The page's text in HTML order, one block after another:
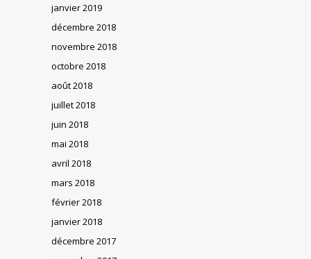
janvier 2019
décembre 2018
novembre 2018
octobre 2018
août 2018
juillet 2018
juin 2018
mai 2018
avril 2018
mars 2018
février 2018
janvier 2018
décembre 2017